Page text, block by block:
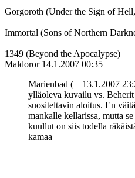
Gorgoroth (Under the Sign of
Immortal (Sons of Northern
1349 (Beyond the Apocalypse)
Maldoror 14.1.2007 00:35
Marienbad (
13.1.2007
ylläoleva kuvailu vs.
suositeltavin aloitus. En
mankalle kellarissa, mutta
kuullut on siis todella
kamaa